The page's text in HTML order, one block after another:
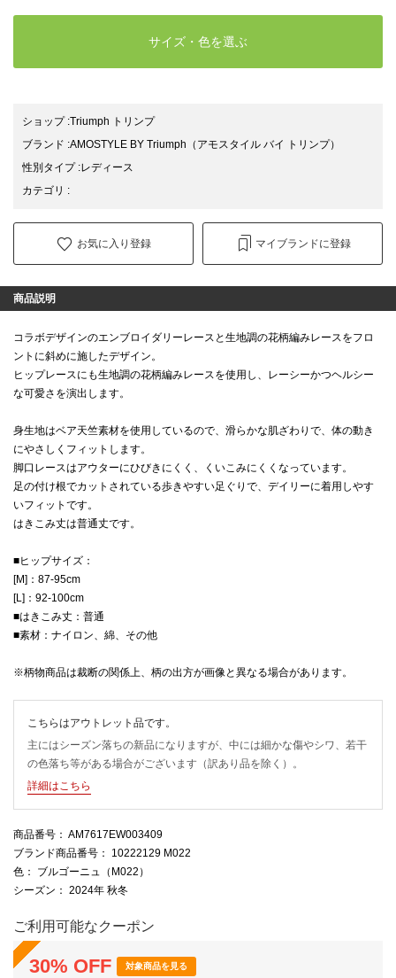
サイズ・色を選ぶ
ショップ:Triumph トリンプ
ブランド :AMOSTYLE BY Triumph （アモスタイル バイ トリンプ）
性別タイプ:レディース
カテゴリ :
お気に入り登録 マイブランドに登録
商品説明
コラボデザインのエンブロイダリーレースと生地調の花柄編みレースをフロ
ントに斜めに施したデザイン。
ヒップレースにも生地調の花柄編みレースを使用し、レーシーかつヘルシー
な可愛さを演出します。
身生地はベア天竺素材を使用しているので、滑らかな肌ざわりで、体の動き
にやさしくフィットします。
脚口レースはアウターにひびきにくく、くいこみにくくなっています。
足の付け根でカットされている歩きやすい足ぐりで、デイリーに着用しやす
いフィットです。
はきこみ丈は普通丈です。
■ヒップサイズ：
[M]：87-95cm
[L]：92-100cm
■はきこみ丈：普通
■素材：ナイロン、綿、その他
※柄物商品は裁断の関係上、柄の出方が画像と異なる場合があります。
こちらはアウトレット品です。
主にはシーズン落ちの新品になりますが、中には細かな傷やシワ、若干
の色落ち等がある場合がございます（訳あり品を除く）。
詳細はこちら
商品番号 ： AM7617EW003409
ブランド商品番号 ： 10222129 M022
色 ： ブルゴーニュ（M022）
シーズン ： 2024年 秋冬
ご利用可能なクーポン
30% OFF 対象商品を見る